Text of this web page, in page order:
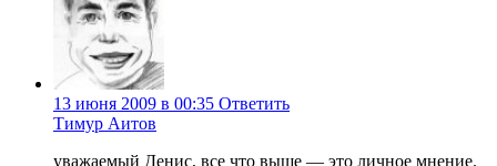
13 июня 2009 в 00:35 Ответить
Тимур Аитов
уважаемый Денис, все что выше — это личное мнение.